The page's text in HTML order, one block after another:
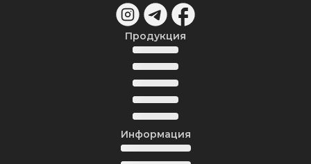
Продукция
Информация